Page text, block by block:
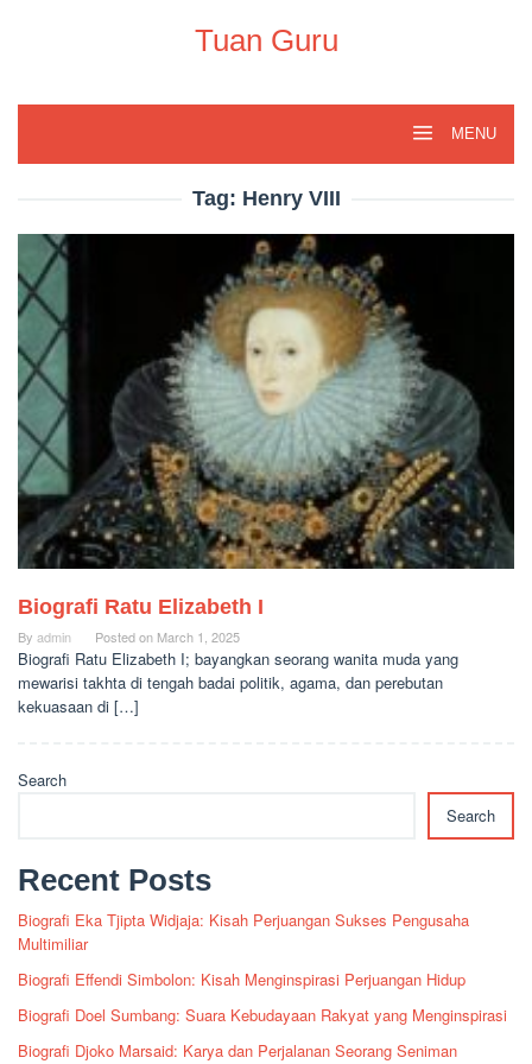
Tuan Guru
MENU
Tag: Henry VIII
Biografi Ratu Elizabeth I
By admin Posted on March 1, 2025
Biografi Ratu Elizabeth I; bayangkan seorang wanita muda yang
mewarisi takhta di tengah badai politik, agama, dan perebutan
kekuasaan di […]
Search
Search
Recent Posts
Biografi Eka Tjipta Widjaja: Kisah Perjuangan Sukses Pengusaha
Multimiliar
Biografi Effendi Simbolon: Kisah Menginspirasi Perjuangan Hidup
Biografi Doel Sumbang: Suara Kebudayaan Rakyat yang Menginspirasi
Biografi Djoko Marsaid: Karya dan Perjalanan Seorang Seniman